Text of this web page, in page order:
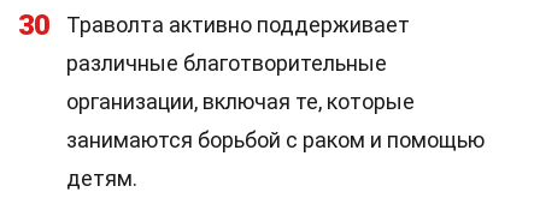
30
Траволта активно поддерживает
различные благотворительные
организации, включая те, которые
занимаются борьбой с раком и помощью
детям.